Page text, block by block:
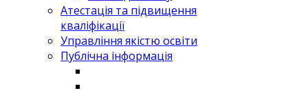
Атестація та підвищення
кваліфікації
Управління якістю освіти
Публічна інформація